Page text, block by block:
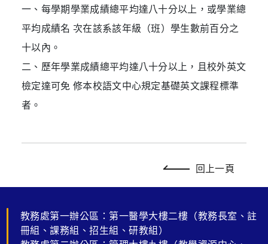
一、每學期學業成績總平均達八十分以上，或學業總
平均成績名 次在該系該年級（班）學生數前百分之
十以內。
二、歷年學業成績總平均達八十分以上，且校外英文
檢定達可免 修本校語文中心規定基礎英文課程標準
者。
回上一頁
教務處第一辦公區：第一醫學大樓二樓（教務長室、註
冊組、課務組、招生組、研教組）